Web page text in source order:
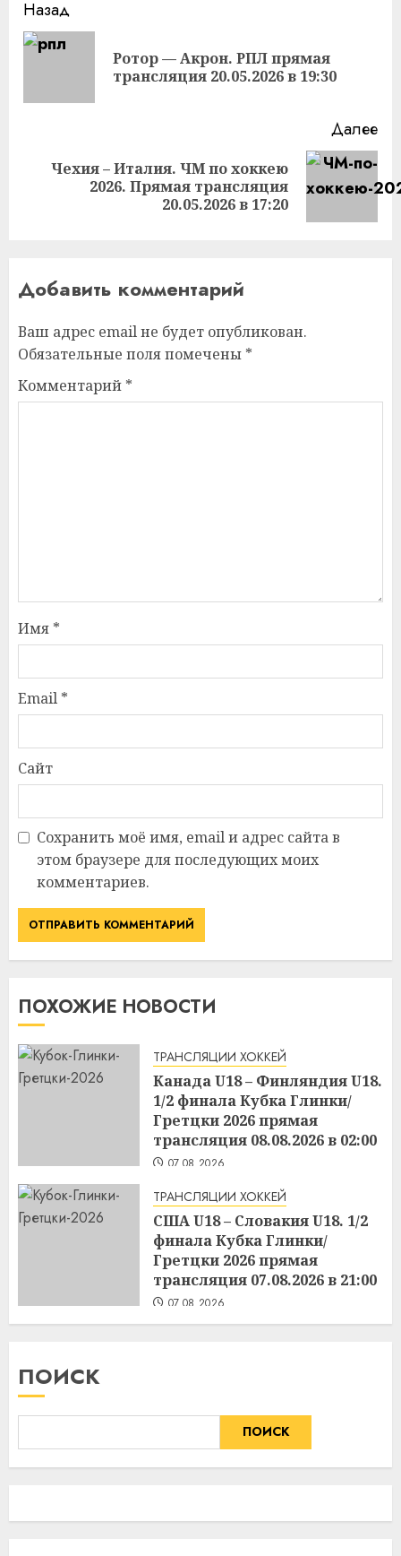
Продолжить
чтение
Назад
Ротор — Акрон. РПЛ прямая
трансляция 20.05.2026 в 19:30
Далее
Следующая
Чехия – Италия. ЧМ по хоккею
2026. Прямая трансляция
20.05.2026 в 17:20
Добавить комментарий
Ваш адрес email не будет опубликован.
Обязательные поля помечены *
Комментарий *
Имя *
Email *
Сайт
Сохранить моё имя, email и адрес сайта в
этом браузере для последующих моих
комментариев.
ПОХОЖИЕ НОВОСТИ
ТРАНСЛЯЦИИ ХОККЕЙ
Канада U18 – Финляндия U18.
1/2 финала Кубка Глинки/
Гретцки 2026 прямая
трансляция 08.08.2026 в 02:00
07.08.2026
ТРАНСЛЯЦИИ ХОККЕЙ
США U18 – Словакия U18. 1/2
финала Кубка Глинки/
Гретцки 2026 прямая
трансляция 07.08.2026 в 21:00
07.08.2026
ПОИСК
ПОИСК